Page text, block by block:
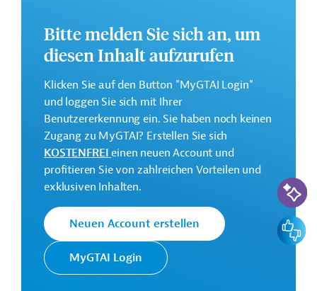
Weitere Informationen finden Sie im Originaldokument,
das zum Download bereitsteht.
Kontaktadresse
Internationaler
Agrarentwicklungsfonds
(IFAD)
Der IFAD ist eine
Vereinten Nationen und
hat zum Ziel, Kleinbauern
zu unterstützen.
Bitte melden Sie sich an, um
diesen Inhalt aufzurufen
Klicken Sie auf den Button "MyGTAI Login"
und loggen Sie sich mit Ihrer
Benutzererkennung ein. Sie haben noch keinen
Zugang zu MyGTAI? Erstellen Sie sich
KOSTENFREIeinen neuen Account und
profitieren Sie von zahlreichen Vorteilen und
exklusiven Inhalten.
Neuen Account erstellen
MyGTAI Login
KI-